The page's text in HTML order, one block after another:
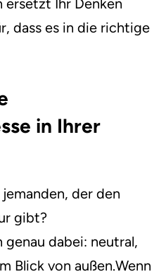
ersetzt Ihr Denken
dass es in die richtige
in Ihrer
der den
gibt?
genau dabei: neutral,
Blick von außen.Wenn